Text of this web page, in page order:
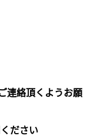
連絡頂くようお願
ださい